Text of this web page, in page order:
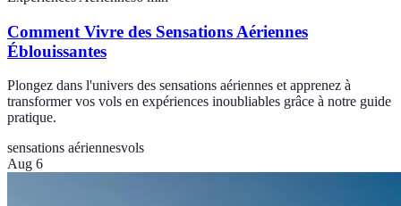
Comment Vivre des Sensations Aériennes
Éblouissantes
Plongez dans l'univers des sensations aériennes et apprenez à
transformer vos vols en expériences inoubliables grâce à notre guide
pratique.
sensations aériennesvols
Aug 6